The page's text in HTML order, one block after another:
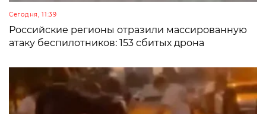
Сегодня, 11:39
Российские регионы отразили массированную
атаку беспилотников: 153 сбитых дрона